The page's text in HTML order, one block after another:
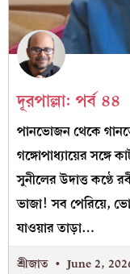
দূরপাল্লা: পর্ব ৪৪
পানভোজন থেকে
গঙ্গোপাধ্যায়ের সঙ্গে
সুনীলের উদাত্ত কণ্ঠে
ভাজা! সব পেরিয়ে,
যাওয়ার তাড়া…
শ্রীজাত June 2,